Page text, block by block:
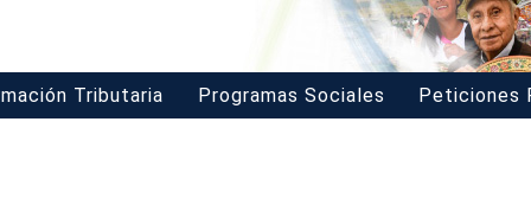
Tributaria Programas Sociales Peticiones